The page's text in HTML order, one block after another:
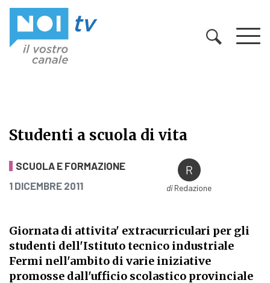
Studenti a scuola di vita
Studenti a scuola di vita
SCUOLA E FORMAZIONE
PUBBLICATO IL
1 DICEMBRE 2011 diRedazione
Giornata di attivita' extracurriculari per gli
studenti dell'Istituto tecnico industriale
Fermi nell'ambito di varie iniziative
promosse dall'ufficio scolastico provinciale